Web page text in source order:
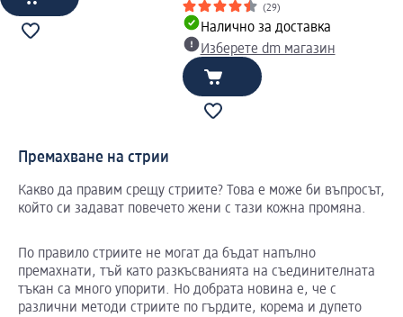
(29)
Налично за доставка
Изберете dm магазин
Премахване на стрии
Какво да правим срещу стриите? Това е може би въпросът,
който си задават повечето жени с тази кожна промяна.
По правило стриите не могат да бъдат напълно
премахнати, тъй като разкъсванията на съединителната
тъкан са много упорити. Но добрата новина е, че с
различни методи стриите по гърдите, корема и дупето